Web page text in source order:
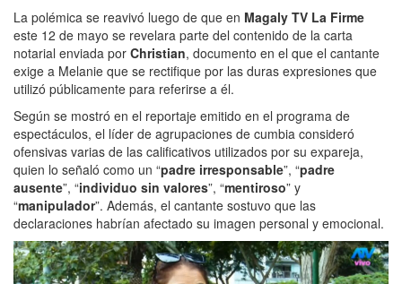
La polémica se reavivó luego de que en Magaly TV La Firme
este 12 de mayo se revelara parte del contenido de la carta
notarial enviada por Christian, documento en el que el cantante
exige a Melanie que se rectifique por las duras expresiones que
utilizó públicamente para referirse a él.
Según se mostró en el reportaje emitido en el programa de
espectáculos, el líder de agrupaciones de cumbia consideró
ofensivas varias de las calificativos utilizados por su expareja,
quien lo señaló como un “padre irresponsable”, “padre
ausente”, “individuo sin valores”, “mentiroso” y
“manipulador”. Además, el cantante sostuvo que las
declaraciones habrían afectado su imagen personal y emocional.